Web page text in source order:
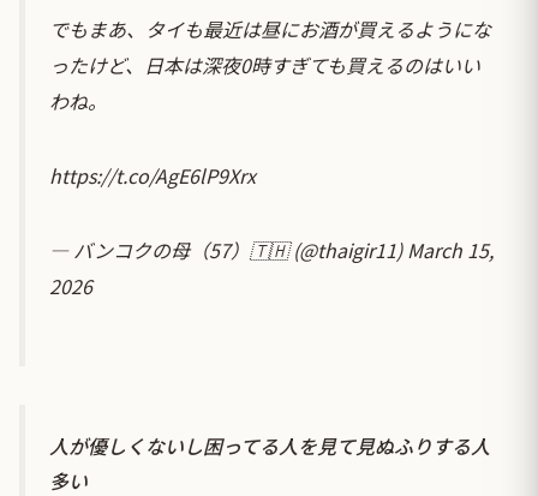
でもまあ、タイも最近は昼にお酒が買えるようにな
ったけど、日本は深夜0時すぎても買えるのはいい
わね。
https://t.co/AgE6lP9Xrx
— バンコクの母（57）🇹🇭 (@thaigir11)March 15,
2026
人が優しくないし困ってる人を見て見ぬふりする人
多い